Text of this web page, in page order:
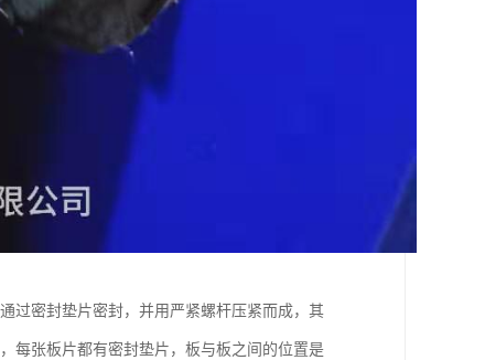
过密封垫片密封，并用严紧螺杆压紧而成，其
每张板片都有密封垫片，板与板之间的位置是